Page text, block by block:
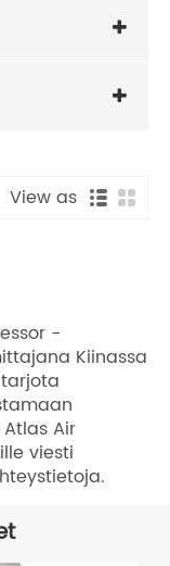
View as
-
Kiinassa
Air
viesti